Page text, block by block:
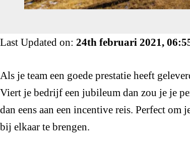
Last Updated on: 24th februari 2021,
Als je team een goede prestatie heeft
Viert je bedrijf een jubileum dan zou je je
dan eens aan een incentive reis. Perfect
bij elkaar te brengen.